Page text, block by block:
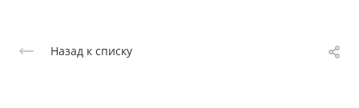
Назад к списку